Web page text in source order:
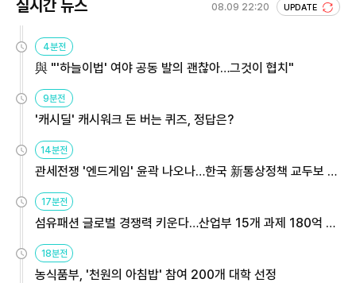
실시간 뉴스 08.09 22:20 UPDATE
4분전
與 "'하늘이법' 여야 공동 발의 괜찮아…그것이 협치"
9분전
'캐시딜' 캐시워크 돈 버는 퀴즈, 정답은?
14분전
관세전쟁 '엔드게임' 윤곽 나오나…한국 新통상정책 교두보 활
용해야
17분전
섬유패션 글로벌 경쟁력 키운다…산업부 15개 과제 180억 지
원
18분전
농식품부, '천원의 아침밥' 참여 200개 대학 선정